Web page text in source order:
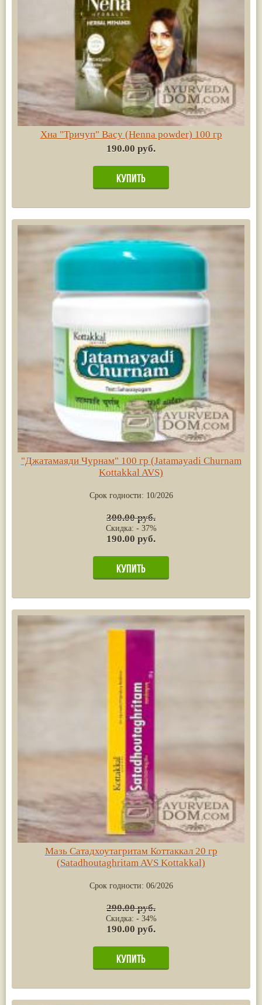
Хна "Тричуп" Васу (Henna powder) 100 гр
190.00 руб.
"Джатамаяди Чурнам" 100 гр (Jatamayadi Churnam
Kottakkal AVS)
Срок годности: 10/2026
300.00 руб.
Скидка: - 37%
190.00 руб.
Мазь Сатадхоутагритам Коттаккал 20 гр
(Satadhoutaghritam AVS Kottakkal)
Срок годности: 06/2026
290.00 руб.
Скидка: - 34%
190.00 руб.